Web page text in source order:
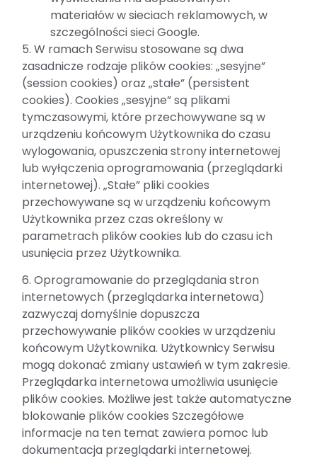
materiałów w sieciach reklamowych, w
szczególności sieci Google.
5. W ramach Serwisu stosowane są dwa
zasadnicze rodzaje plików cookies: „sesyjne”
(session cookies) oraz „stałe” (persistent
cookies). Cookies „sesyjne” są plikami
tymczasowymi, które przechowywane są w
urządzeniu końcowym Użytkownika do czasu
wylogowania, opuszczenia strony internetowej
lub wyłączenia oprogramowania (przeglądarki
internetowej). „Stałe” pliki cookies
przechowywane są w urządzeniu końcowym
Użytkownika przez czas określony w
parametrach plików cookies lub do czasu ich
usunięcia przez Użytkownika.
6. Oprogramowanie do przeglądania stron
internetowych (przeglądarka internetowa)
zazwyczaj domyślnie dopuszcza
przechowywanie plików cookies w urządzeniu
końcowym Użytkownika. Użytkownicy Serwisu
mogą dokonać zmiany ustawień w tym zakresie.
Przeglądarka internetowa umożliwia usunięcie
plików cookies. Możliwe jest także automatyczne
blokowanie plików cookies Szczegółowe
informacje na ten temat zawiera pomoc lub
dokumentacja przeglądarki internetowej.